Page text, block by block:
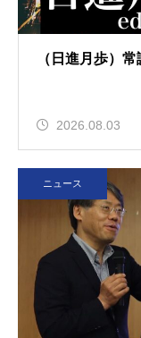
（日進月歩）
2026.08.03
ニュース